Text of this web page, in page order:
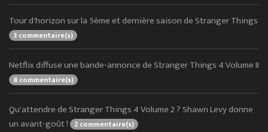
Tour d'horizon sur la 5ème et dernière saison de Stranger Things
3 commentaire(s)
Netflix diffuse une bande-annonce de Stranger Things 4 Volume II
8 commentaire(s)
Qu'attendre de Stranger Things 4 Volume 2 ? Shawn Levy donne
un avant-goût ! 2 commentaire(s)